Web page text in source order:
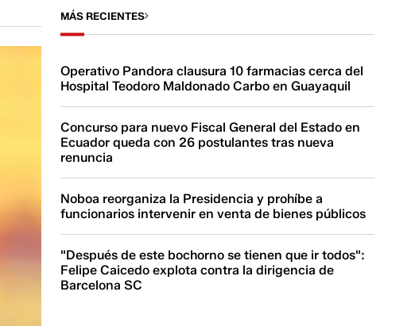
MÁS RECIENTES
Operativo Pandora clausura 10 farmacias cerca del
Hospital Teodoro Maldonado Carbo en Guayaquil
Concurso para nuevo Fiscal General del Estado en
Ecuador queda con 26 postulantes tras nueva
renuncia
Noboa reorganiza la Presidencia y prohíbe a
funcionarios intervenir en venta de bienes públicos
"Después de este bochorno se tienen que ir todos":
Felipe Caicedo explota contra la dirigencia de
Barcelona SC